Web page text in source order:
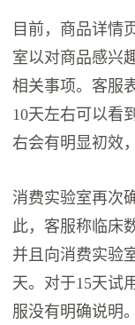
目前，商品详情
室以对商品感兴
相关事项。客服
10天左右可以看
右会有明显初效
消费实验室再次
此，客服称临床
并且向消费实验
天。对于15天试
服没有明确说明。